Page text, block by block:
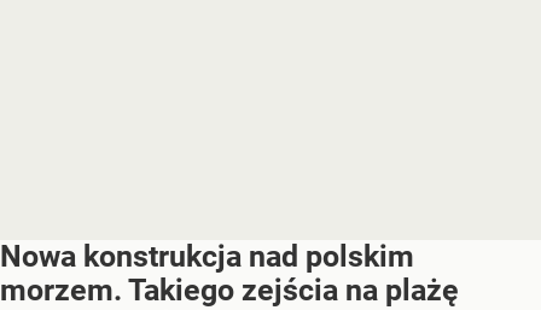
Nowa konstrukcja nad polskim
morzem. Takiego zejścia na plażę